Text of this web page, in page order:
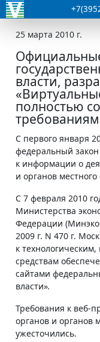
25 марта 2010 г.
власти,
полностью
С первого января
федеральный
к информации о
и органов
С 7 февраля 2010
Министерства
Федерации
2009 г. N 470 г.
к
средствам
сайтами
власти».
Требования к веб-
органов и органов
ужесточились.